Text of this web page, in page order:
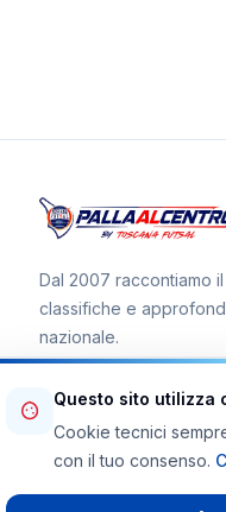
Dal 2007 raccontiamo
classifiche e
nazionale.
Canale WhatsApp
Telegram Toscana
Questo sito utilizza
Cookie tecnici
con il tuo consenso.